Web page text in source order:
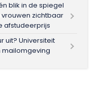
blik in de spiegel
zichtbaar
afstudeerprijs
uit? Universiteit
mailomgeving